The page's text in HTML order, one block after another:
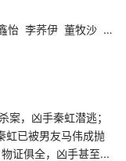
怡 李荞伊 董牧沙 冯兵
案，凶手秦虹潜逃；
虹已被男友马伟成抛
证俱全，凶手甚至...